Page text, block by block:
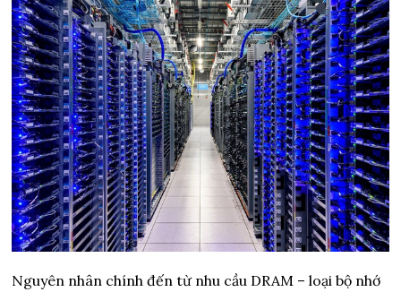
Nguyên nhân chính đến từ nhu cầu DRAM – loại bộ nhớ